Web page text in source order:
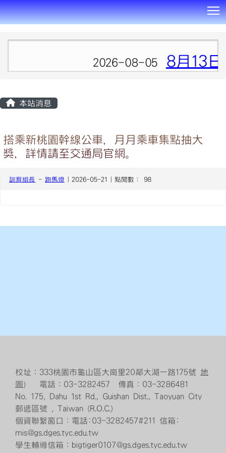
2026-08-05 8月13
本站消息
搭乘新桃園幹線公車，月月乘車集點抽大
獎，詳情請至交通局官網。
訓育組長 - 跑馬燈 | 2026-05-21 | 點閱數： 98
校址：333桃園市龜山區大崗里20鄰大湖一路175號 地
圖） 電話：03-3282457 傳真：03-3286481
No. 175, Dahu 1st Rd., Guishan Dist., Taoyuan City
郵遞區號 , Taiwan (R.O.C.)
個資聯繫窗口：電話:03-3282457#211 信箱:
mis@gs.dges.tyc.edu.tw
學生輔導信箱：bigtiger0107@gs.dges.tyc.edu.tw